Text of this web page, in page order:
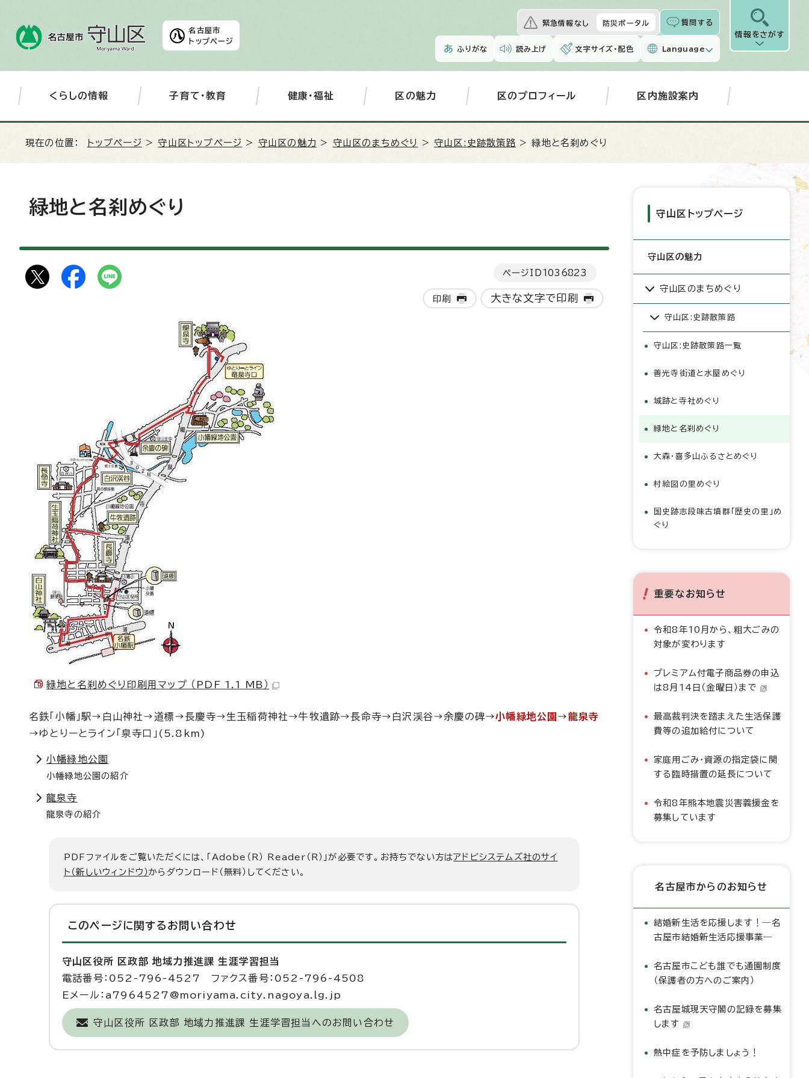
名古屋市
トップページ
緊急情報なし 防災ポータル 質問する
ふりがな 読み上げ 文字サイズ・配色 Language
情報をさがす
くらしの情報 子育て・教育 健康・福祉 区の魅力 区のプロフィール 区内施設案内
現在の位置： トップページ >守山区トップページ > 守山区の魅力 > 守山区のまちめぐり >守山区:史跡散策路 > 緑地と名刹めぐり
緑地と名刹めぐり
ページID 1036823
印刷 大きな文字で印刷
緑地と名刹めぐり印刷用マップ （PDF 1.1 MB）
名鉄「小幡」駅→白山神社→道標→長慶寺→生玉稲荷神社→牛牧遺跡→長命寺→白沢渓谷→余慶の碑→小幡緑地公園 →龍泉寺
→ゆとりーとライン「泉寺口」(5.8km)
小幡緑地公園
小幡緑地公園の紹介
龍泉寺
龍泉寺の紹介
PDFファイルをご覧いただくには、「Adobe（R） Reader（R）」が必要です。お持ちでない方はアドビシステムズ社のサイ
ト（新しいウィンドウ）からダウンロード（無料）してください。
このページに関する お問い合わせ
守山区役所 区政部 地域力推進課 生涯学習担当
電話番号：052-796-4527 ファクス番号：052-796-4508
Eメール：a7964527@moriyama.city.nagoya.lg.jp
守山区役所 区政部 地域力推進課 生涯学習担当へのお問い合わせ
守山区トップページ
守山区の魅力
守山区のまちめぐり
守山区:史跡散策路
守山区:史跡散策路一覧
善光寺街道と水屋めぐり
城跡と寺社めぐり
緑地と名刹めぐり
大森・喜多山ふるさとめぐり
村絵図の里めぐり
国史跡志段味古墳群「歴史の里」め
ぐり
重要なお知らせ
令和8年10月から、粗大ごみの
対象が変わります
プレミアム付電子商品券の申込
は8月14日（金曜日）まで
最高裁判決を踏まえた生活保護
費等の追加給付について
家庭用ごみ・資源の指定袋に関
する臨時措置の延長について
令和8年熊本地震災害義援金を
募集しています
名古屋市からのお知らせ
結婚新生活を応援します！―名
古屋市結婚新生活応援事業―
名古屋市こども誰でも通園制度
（保護者の方へのご案内）
名古屋城現天守閣の記録を募集
します
熱中症を予防しましょう！